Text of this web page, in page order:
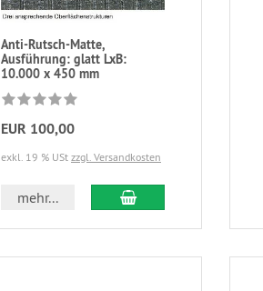
Anti-Rutsch-Matte,
Ausführung: glatt LxB:
10.000 x 450 mm
EUR 100,00
exkl. 19 % USt zzgl. Versandkosten
mehr...